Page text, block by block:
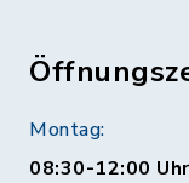
Montag:
08:30-12:00